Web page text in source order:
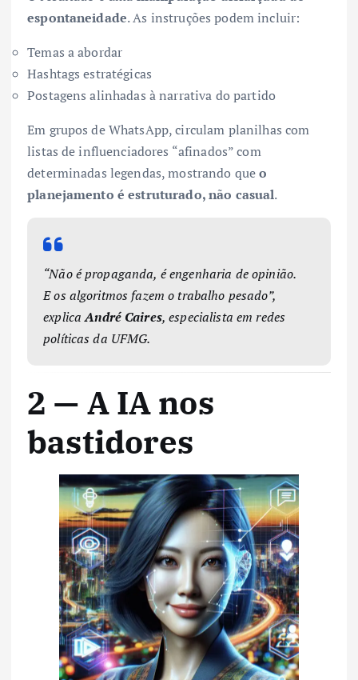
espontaneidade. As instruções podem incluir:
Temas a abordar
Hashtags estratégicas
Postagens alinhadas à narrativa do partido
Em grupos de WhatsApp, circulam planilhas com
listas de influenciadores “afinados” com
determinadas legendas, mostrando queo
planejamento é estruturado, não casual.
“Não é propaganda, é engenharia de opinião.
E os algoritmos fazem o trabalho pesado”,
explicaAndré Caires, especialista em redes
políticas da UFMG.
2 — A IA nos
bastidores